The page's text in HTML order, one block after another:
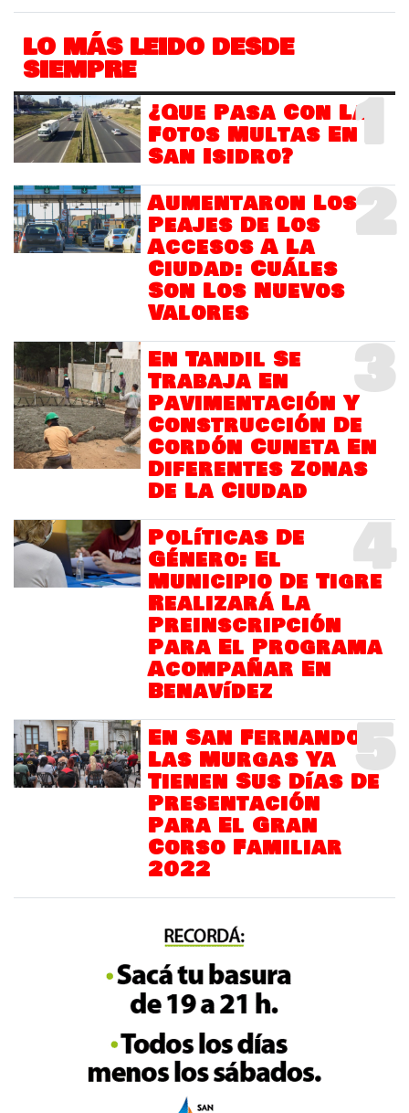
LO MÁS LEIDO DESDE
SIEMPRE
1
¿Que Pasa Con Las
Fotos Multas En
San Isidro?
2
Aumentaron Los
Peajes De Los
Accesos A La
Ciudad: Cuáles
Son Los Nuevos
Valores
3
En Tandil Se
Trabaja En
Pavimentación Y
Construcción De
Cordón Cuneta En
Diferentes Zonas
De La Ciudad
4
Políticas De
Género: El
Municipio De Tigre
Realizará La
Preinscripción
Para El Programa
Acompañar En
Benavídez
5
En San Fernando
Las Murgas Ya
Tienen Sus Días De
Presentación
Para El Gran
Corso Familiar
2022